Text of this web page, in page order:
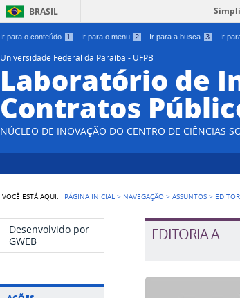
Ir para o conteúdo 1 Ir para o menu 2 Ir para a busca 3 Ir
BRASIL
Universidade Federal da Paraíba - UFPB
Laboratório de
Contratos
NÚCLEO DE INOVAÇÃO DO CENTRO DE CIÊNCIAS
VOCÊ ESTÁ AQUI: PÁGINA INICIAL > NAVEGAÇÃO >ASSUNTOS >
Desenvolvido por
GWEB
EDITORIA A